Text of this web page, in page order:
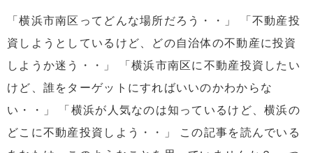
「横浜市南区ってどんな場所だろう・・」 「不動産投
資しようとしているけど、どの自治体の不動産に投資
しようか迷う・・」 「横浜市南区に不動産投資したい
けど、誰をターゲットにすればいいのかわからな
い・・」 「横浜が人気なのは知っているけど、横浜の
どこに不動産投資しよう・・」 この記事を読んでいる